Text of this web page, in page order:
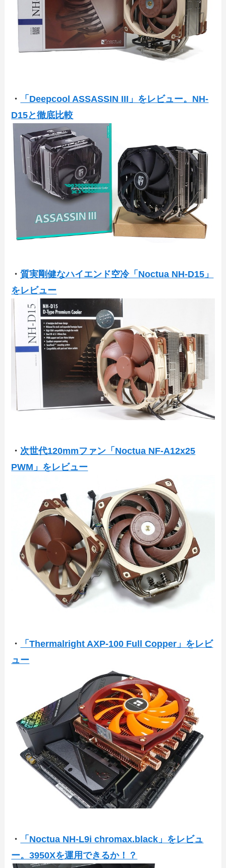
・
「Deepcool ASSASSIN III」をレビュー。NH-
D15と徹底比較
・質実剛健なハイエンド空冷「Noctua NH-D15」
をレビュー
・ 次世代120mmファン「Noctua NF-A12x25
PWM」をレビュー
・
「Thermalright AXP-100 Full Copper」をレビ
ュー
・
「Noctua NH-L9i chromax.black」をレビュ
ー。3950Xを運用できるか！？